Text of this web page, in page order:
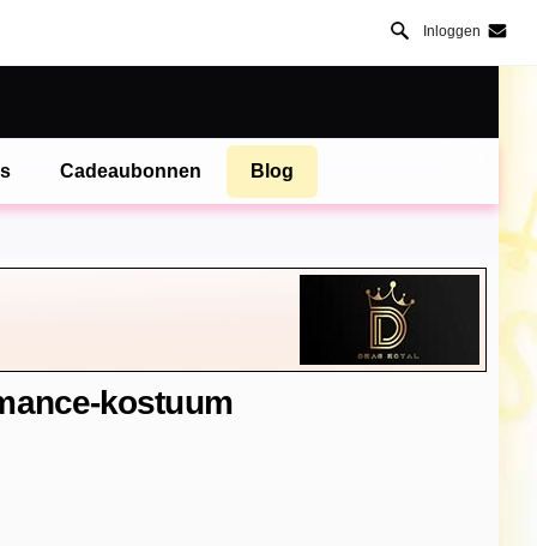
Inloggen
Cadeaubonnen Blog
kostuum